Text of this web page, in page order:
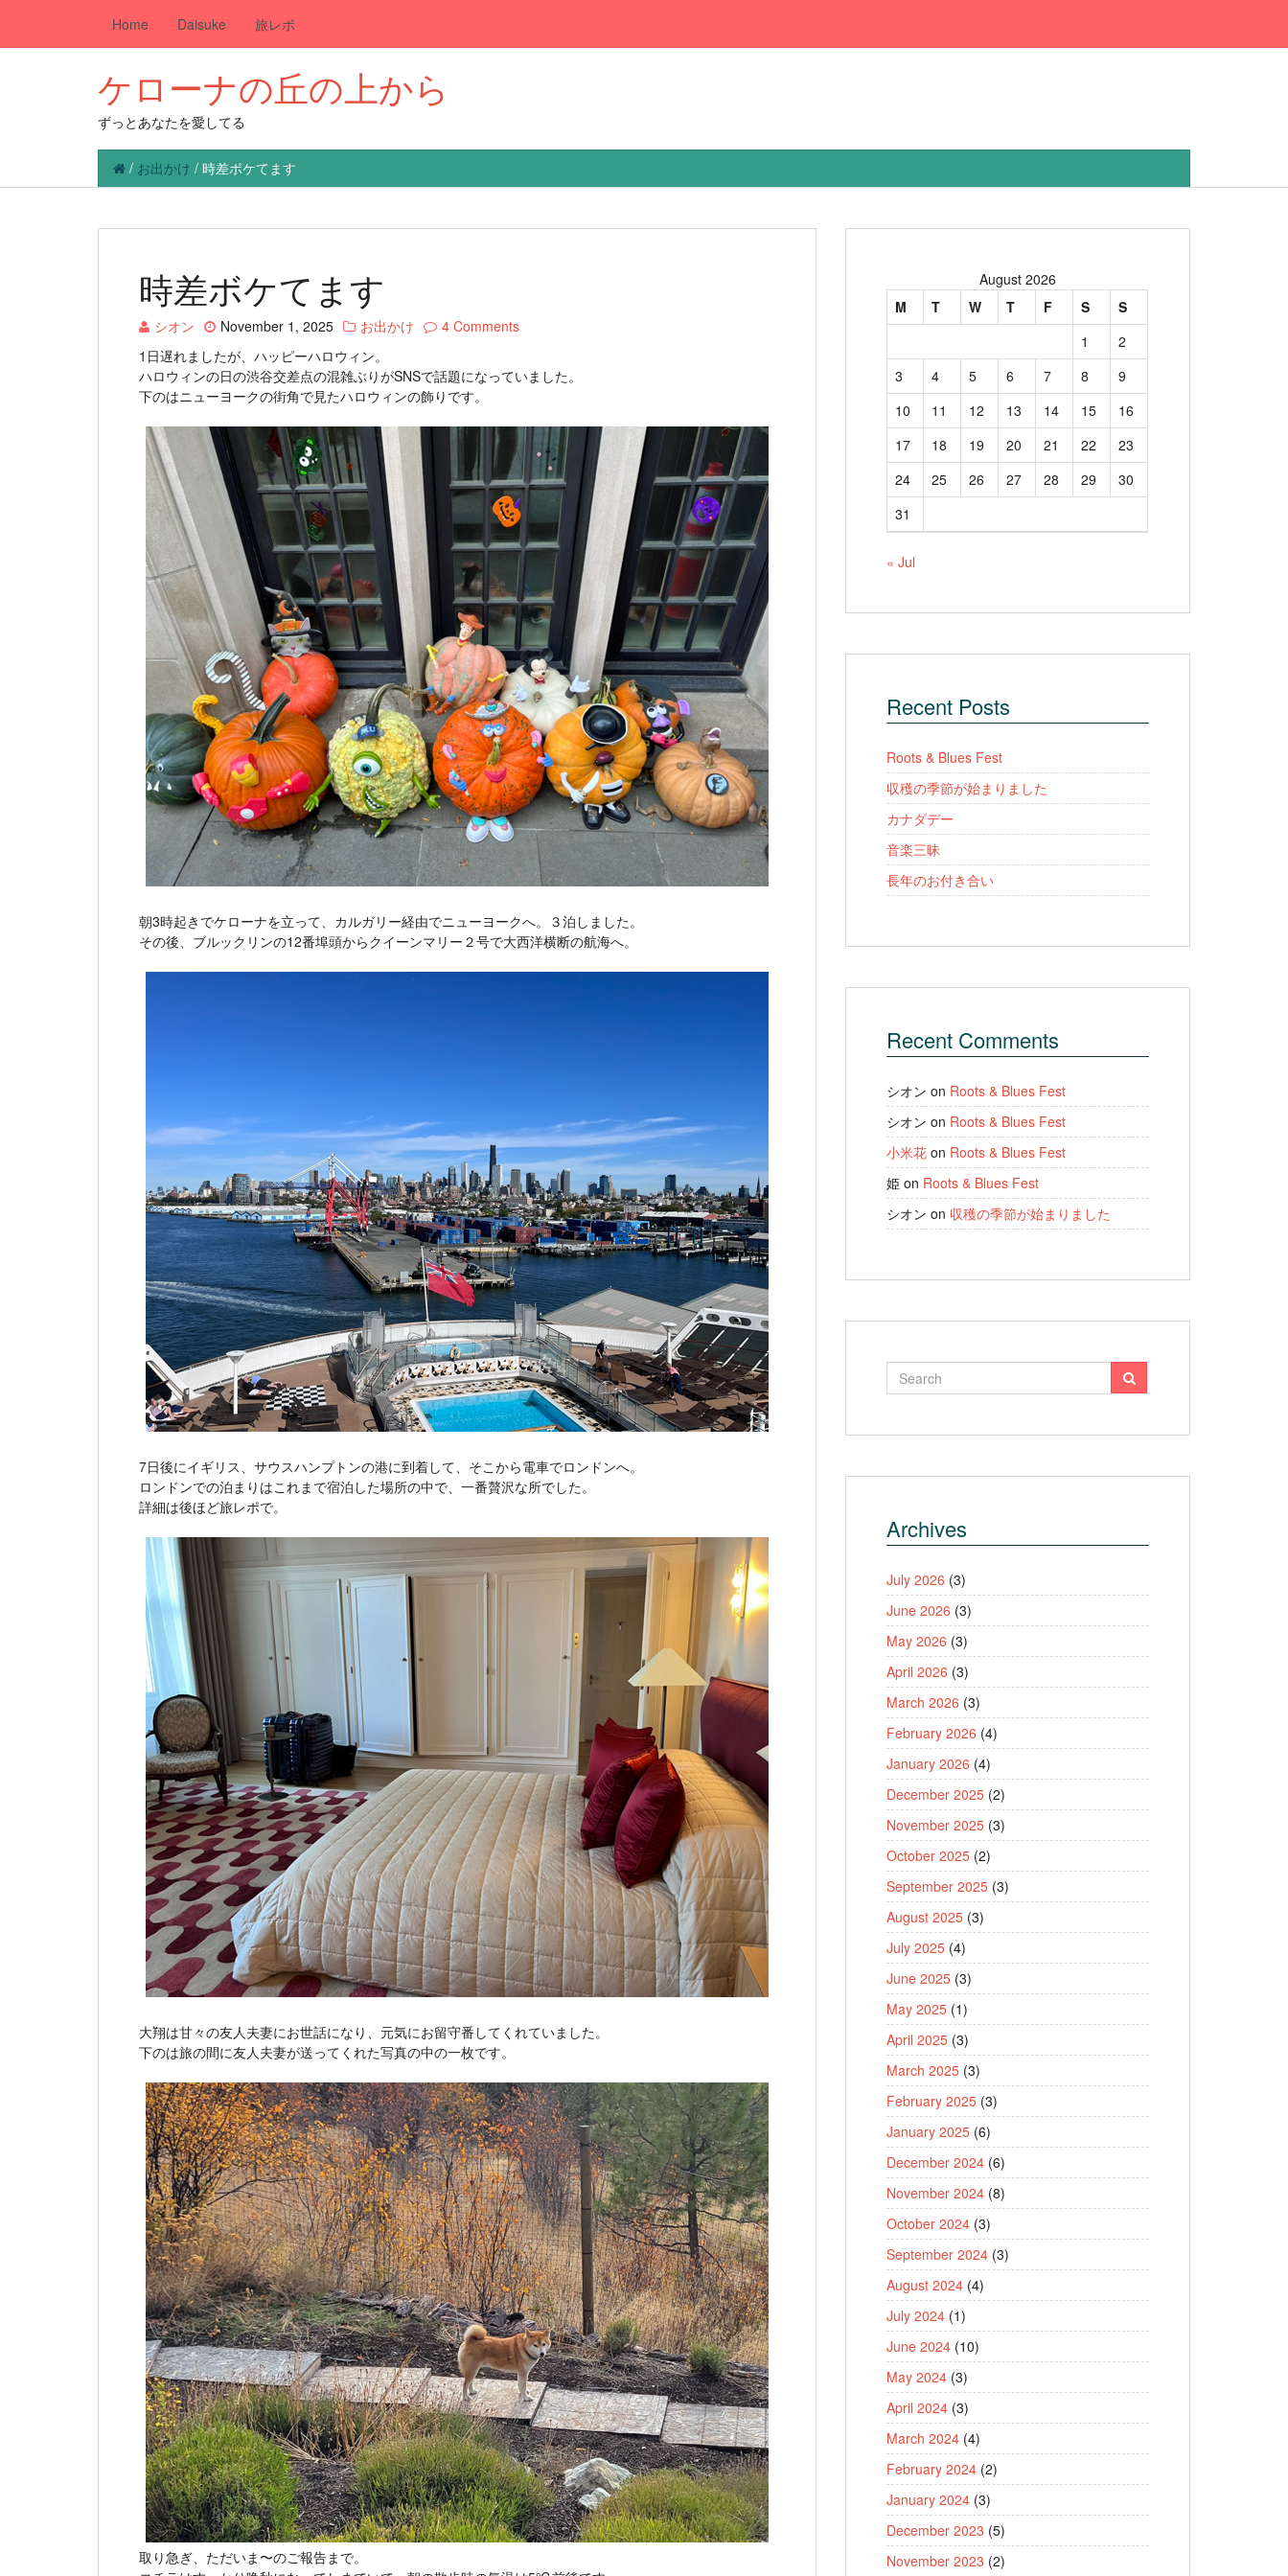
Home Daisuke 旅レポ
ケローナの丘の上から
ずっとあなたを愛してる
/ お出かけ / 時差ボケてます
時差ボケてます
シオン November 1, 2025 お出かけ
4 Comments
1日遅れましたが、ハッピーハロウィン。
ハロウィンの日の渋谷交差点の混雑ぶりがSNSで話題になっていました。
下のはニューヨークの街角で見たハロウィンの飾りです。
朝3時起きでケローナを立って、カルガリー経由でニューヨークへ。３泊しました。
その後、ブルックリンの12番埠頭からクイーンマリー２号で大西洋横断の航海へ。
7日後にイギリス、サウスハンプトンの港に到着して、そこから電車でロンドンへ。
ロンドンでの泊まりはこれまで宿泊した場所の中で、一番贅沢な所でした。
詳細は後ほど旅レポで。
大翔は甘々の友人夫妻にお世話になり、元気にお留守番してくれていました。
下のは旅の間に友人夫妻が送ってくれた写真の中の一枚です。
取り急ぎ、ただいま〜のご報告まで。
August 2026
M
T W T F S
S
1
2
3
4 5 6 7 8
9
10
11 12 13 14 15
16
17
18 19 20 21 22
23
24
25 26 27 28 29
30
31
« Jul
Recent Posts
Roots & Blues Fest
収穫の季節が始まりました
カナダデー
音楽三昧
長年のお付き合い
Recent Comments
シオン on Roots & Blues Fest
シオン on Roots & Blues Fest
小米花 on Roots & Blues Fest
姫 on Roots & Blues Fest
シオン on 収穫の季節が始まりました
Archives
July 2026 (3)
June 2026 (3)
May 2026 (3)
April 2026 (3)
March 2026 (3)
February 2026 (4)
January 2026 (4)
December 2025 (2)
November 2025 (3)
October 2025 (2)
September 2025 (3)
August 2025 (3)
July 2025 (4)
June 2025 (3)
May 2025 (1)
April 2025 (3)
March 2025 (3)
February 2025 (3)
January 2025 (6)
December 2024 (6)
November 2024 (8)
October 2024 (3)
September 2024 (3)
August 2024 (4)
July 2024 (1)
June 2024 (10)
May 2024 (3)
April 2024 (3)
March 2024 (4)
February 2024 (2)
January 2024 (3)
December 2023 (5)
November 2023 (2)